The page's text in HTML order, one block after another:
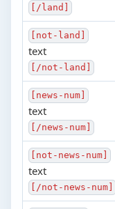
[/land]
[not-land]
text
[/not-land]
[news-num]
text
[/news-num]
[not-news-num]
text
[/not-news-num]